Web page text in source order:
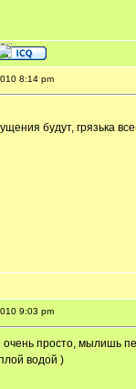
8:14 pm
будут, грязька
9:03 pm
очень просто, мылишь
водой )